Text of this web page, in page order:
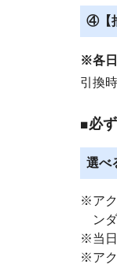
④【
※各
引換
■必
選べ
※アク
ン
※当日
※アク